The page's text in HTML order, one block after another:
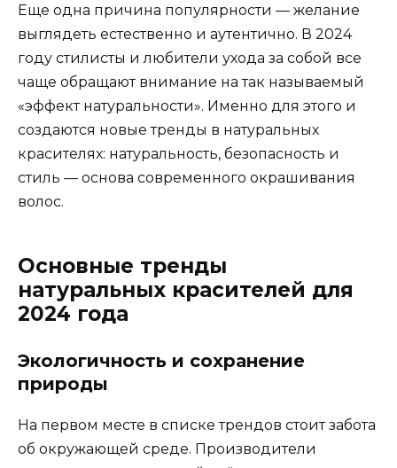
Еще одна причина популярности — желание
выглядеть естественно и аутентично. В 2024
году стилисты и любители ухода за собой все
чаще обращают внимание на так называемый
«эффект натуральности». Именно для этого и
создаются новые тренды в натуральных
красителях: натуральность, безопасность и
стиль — основа современного окрашивания
волос.
Основные тренды
натуральных красителей для
2024 года
Экологичность и сохранение
природы
На первом месте в списке трендов стоит забота
об окружающей среде. Производители